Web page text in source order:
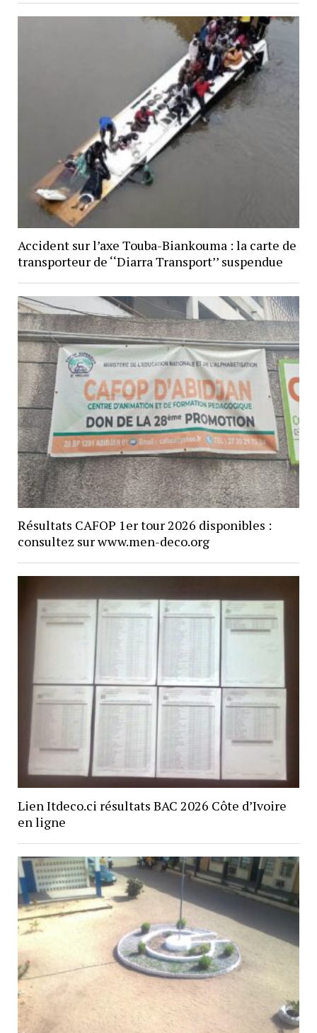
Accident sur l’axe Touba-Biankouma : la carte de
transporteur de ‘‘Diarra Transport’’ suspendue
Résultats CAFOP 1er tour 2026 disponibles :
consultez sur www.men-deco.org
Lien Itdeco.ci résultats BAC 2026 Côte d’Ivoire
en ligne